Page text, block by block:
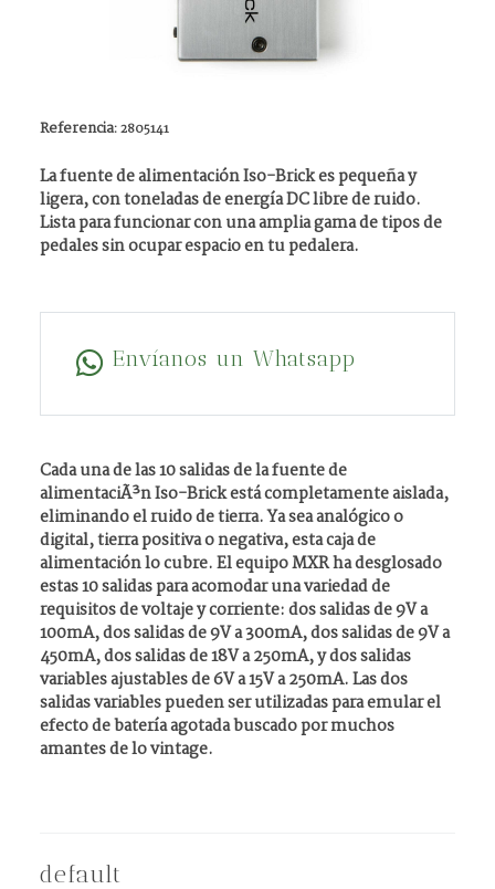
Referencia:2805141
La fuente de alimentación Iso-Brick es pequeña y
ligera, con toneladas de energía DC libre de ruido.
Lista para funcionar con una amplia gama de tipos de
pedales sin ocupar espacio en tu pedalera.
Envíanos un Whatsapp
Cada una de las 10 salidas de la fuente de
alimentaciÃ³n Iso-Brick está completamente aislada,
eliminando el ruido de tierra. Ya sea analógico o
digital, tierra positiva o negativa, esta caja de
alimentación lo cubre. El equipo MXR ha desglosado
estas 10 salidas para acomodar una variedad de
requisitos de voltaje y corriente: dos salidas de 9V a
100mA, dos salidas de 9V a 300mA, dos salidas de 9V a
450mA, dos salidas de 18V a 250mA, y dos salidas
variables ajustables de 6V a 15V a 250mA. Las dos
salidas variables pueden ser utilizadas para emular el
efecto de baterí­a agotada buscado por muchos
amantes de lo vintage.
default